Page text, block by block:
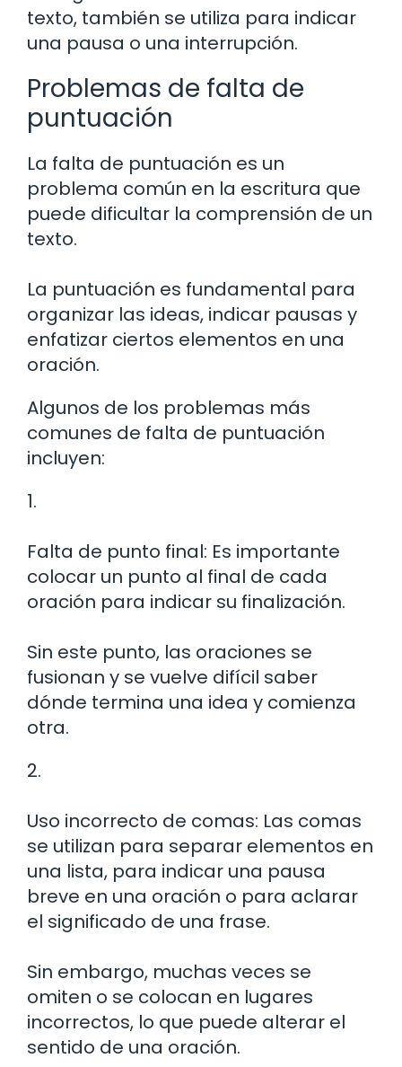
texto, también se utiliza para indicar
una pausa o una interrupción.
Problemas de falta de
puntuación
La falta de puntuación es un
problema común en la escritura que
puede dificultar la comprensión de un
texto.
La puntuación es fundamental para
organizar las ideas, indicar pausas y
enfatizar ciertos elementos en una
oración.
Algunos de los problemas más
comunes de falta de puntuación
incluyen:
1.
Falta de punto final: Es importante
colocar un punto al final de cada
oración para indicar su finalización.
Sin este punto, las oraciones se
fusionan y se vuelve difícil saber
dónde termina una idea y comienza
otra.
2.
Uso incorrecto de comas: Las comas
se utilizan para separar elementos en
una lista, para indicar una pausa
breve en una oración o para aclarar
el significado de una frase.
Sin embargo, muchas veces se
omiten o se colocan en lugares
incorrectos, lo que puede alterar el
sentido de una oración.